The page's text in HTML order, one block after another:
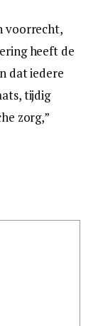
voorrecht,
heeft de
dat iedere
tijdig
zorg,”